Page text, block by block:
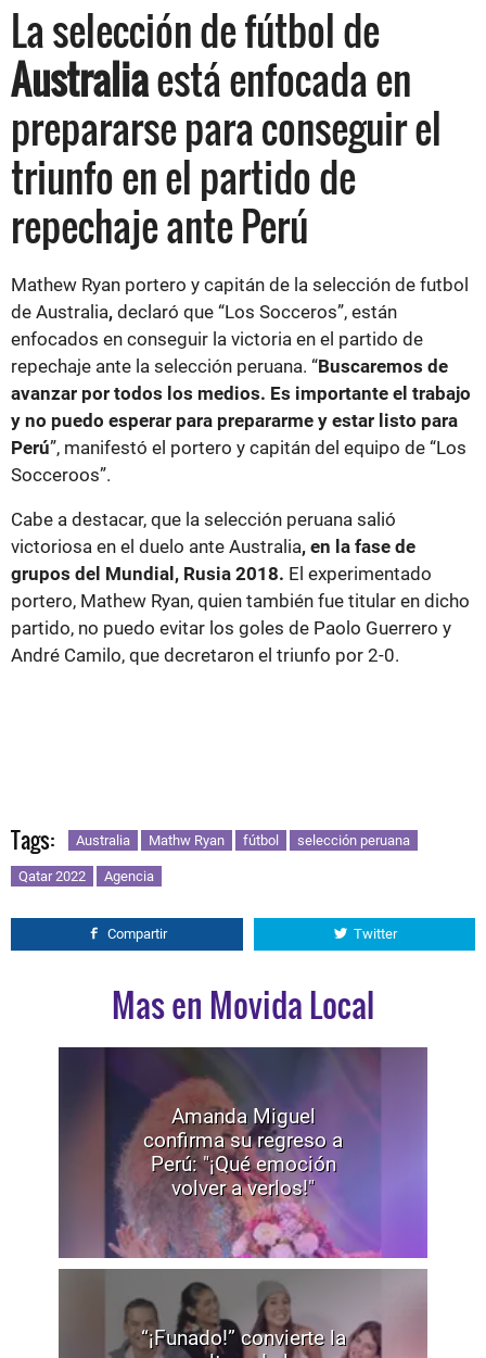
La selección de fútbol de
Australiaestá enfocada en
prepararse para conseguir el
triunfo en el partido de
repechaje ante Perú
Mathew Ryan portero y capitán de la selección de futbol
de Australia, declaró que “Los Socceros”, están
enfocados en conseguir la victoria en el partido de
repechaje ante la selección peruana. “Buscaremos de
avanzar por todos los medios. Es importante el trabajo
y no puedo esperar para prepararme y estar listo para
Perú”, manifestó el portero y capitán del equipo de “Los
Socceroos”.
Cabe a destacar, que la selección peruana salió
victoriosa en el duelo ante Australia, en la fase de
grupos del Mundial, Rusia 2018. El experimentado
portero, Mathew Ryan, quien también fue titular en dicho
partido, no puedo evitar los goles de Paolo Guerrero y
André Camilo, que decretaron el triunfo por 2-0.
Tags: Australia Mathw Ryan fútbol selección peruana
Qatar 2022 Agencia
Compartir Twitter
Mas en Movida Local
Amanda Miguel
confirma su regreso a
Perú: "¡Qué emoción
volver a verlos!"
“¡Funado!” convierte la